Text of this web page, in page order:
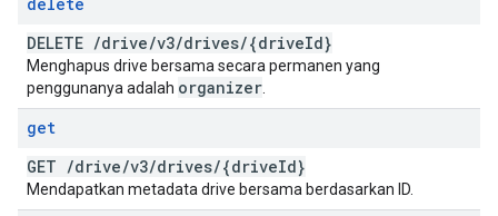
DELETE /drive/v3/drives/{driveId}
Menghapus drive bersama secara permanen yang
penggunanya adalah organizer
get
GET /drive/v3/drives/{driveId}
Mendapatkan metadata drive bersama berdasarkan ID.